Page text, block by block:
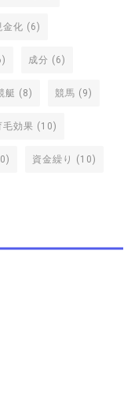
金化 (6)
成分 (6)
艇 (8) 競馬 (9)
毛効果 (10)
資金繰り (10)